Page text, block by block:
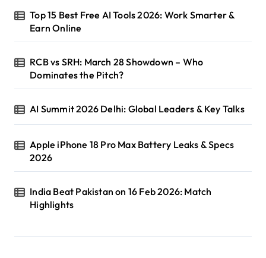
Top 15 Best Free AI Tools 2026: Work Smarter &
Earn Online
RCB vs SRH: March 28 Showdown – Who
Dominates the Pitch?
AI Summit 2026 Delhi: Global Leaders & Key Talks
Apple iPhone 18 Pro Max Battery Leaks & Specs
2026
India Beat Pakistan on 16 Feb 2026: Match
Highlights